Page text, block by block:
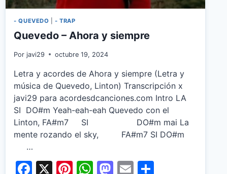
- QUEVEDO |- TRAP
Quevedo – Ahora y siempre
Por javi29 octubre 19, 2024
Letra y acordes de Ahora y siempre (Letra y
música de Quevedo, Linton) Transcripción x
javi29 para acordesdcanciones.com Intro LA
SI DO#m Yeah-eah-eah Quevedo con el
Linton, FA#m7 SI DO#m mai La
mente rozando el sky, FA#m7 SI DO#m
…
Facebook
X Pinterest
WhatsApp
Mastodon
Email